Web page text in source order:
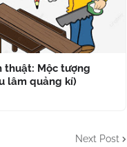
thuật: Mộc tượng
lâm quảng kí)
Next Post